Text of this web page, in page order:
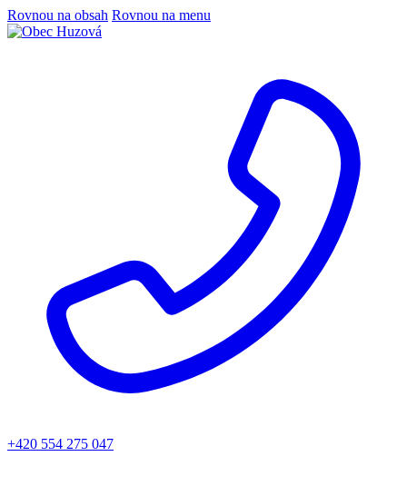
Rovnou na obsah Rovnou na menu
+420 554 275 047